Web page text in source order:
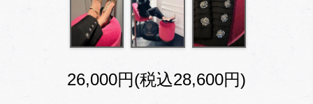
26,000円(税込28,600円)